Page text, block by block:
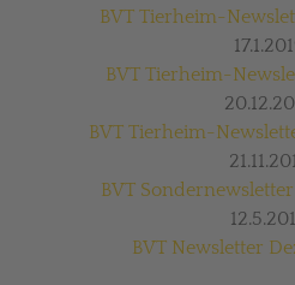
BVT Tierheim-
BVT Tierheim-
BVT Tierheim-
BVT
BVT Newsletter